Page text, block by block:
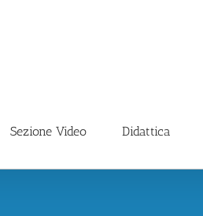
Sezione Video Didattica